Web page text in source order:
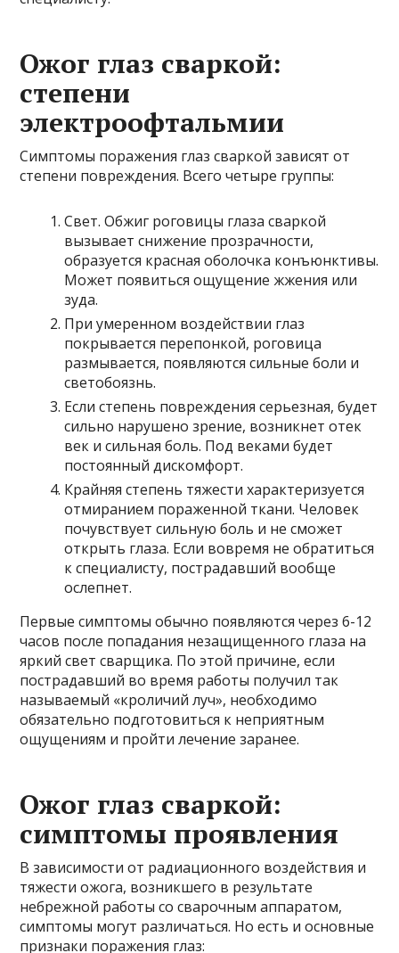
Ожог глаз сваркой:
степени
электроофтальмии
Симптомы поражения глаз сваркой зависят от
степени повреждения. Всего четыре группы:
Свет. Обжиг роговицы глаза сваркой
вызывает снижение прозрачности,
образуется красная оболочка конъюнктивы.
Может появиться ощущение жжения или
зуда.
При умеренном воздействии глаз
покрывается перепонкой, роговица
размывается, появляются сильные боли и
светобоязнь.
Если степень повреждения серьезная, будет
сильно нарушено зрение, возникнет отек
век и сильная боль. Под веками будет
постоянный дискомфорт.
Крайняя степень тяжести характеризуется
отмиранием пораженной ткани. Человек
почувствует сильную боль и не сможет
открыть глаза. Если вовремя не обратиться
к специалисту, пострадавший вообще
ослепнет.
Первые симптомы обычно появляются через 6-12
часов после попадания незащищенного глаза на
яркий свет сварщика. По этой причине, если
пострадавший во время работы получил так
называемый «кроличий луч», необходимо
обязательно подготовиться к неприятным
ощущениям и пройти лечение заранее.
Ожог глаз сваркой:
симптомы проявления
В зависимости от радиационного воздействия и
тяжести ожога, возникшего в результате
небрежной работы со сварочным аппаратом,
симптомы могут различаться. Но есть и основные
признаки поражения глаз: